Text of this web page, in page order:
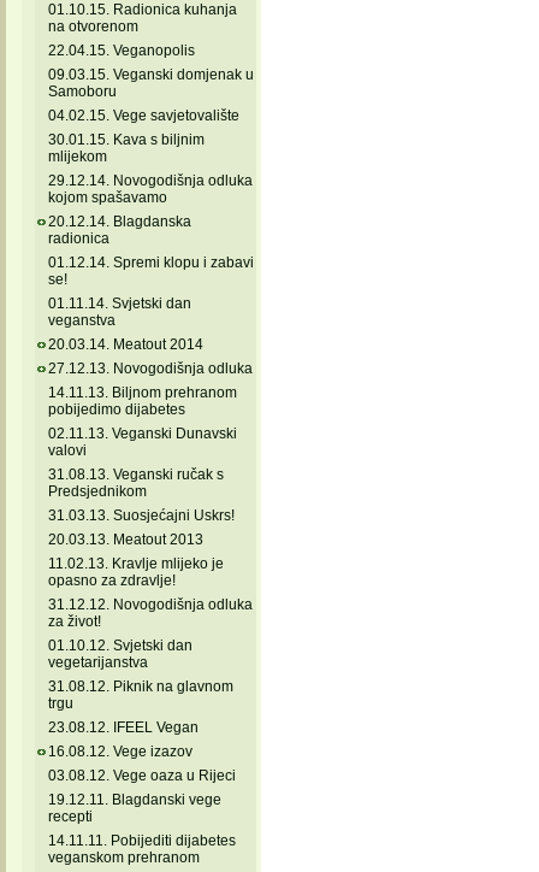
01.10.15. Radionica kuhanja
na otvorenom
22.04.15. Veganopolis
09.03.15. Veganski domjenak u
Samoboru
04.02.15. Vege savjetovalište
30.01.15. Kava s biljnim
mlijekom
29.12.14. Novogodišnja odluka
kojom spašavamo
20.12.14. Blagdanska
radionica
01.12.14. Spremi klopu i zabavi
se!
01.11.14. Svjetski dan
veganstva
20.03.14. Meatout 2014
27.12.13. Novogodišnja odluka
14.11.13. Biljnom prehranom
pobijedimo dijabetes
02.11.13. Veganski Dunavski
valovi
31.08.13. Veganski ručak s
Predsjednikom
31.03.13. Suosjećajni Uskrs!
20.03.13. Meatout 2013
11.02.13. Kravlje mlijeko je
opasno za zdravlje!
31.12.12. Novogodišnja odluka
za život!
01.10.12. Svjetski dan
vegetarijanstva
31.08.12. Piknik na glavnom
trgu
23.08.12. IFEEL Vegan
16.08.12. Vege izazov
03.08.12. Vege oaza u Rijeci
19.12.11. Blagdanski vege
recepti
14.11.11. Pobijediti dijabetes
veganskom prehranom